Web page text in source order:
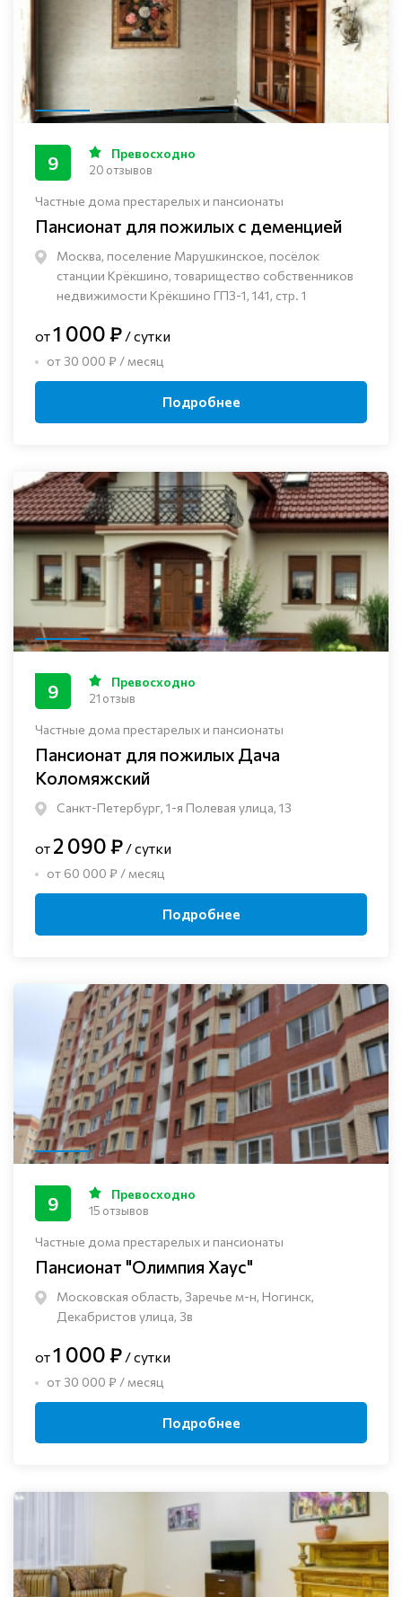
Частные дома престарелых и пансионаты
Пансионат для пожилых с деменцией
Москва, поселение Марушкинское, посёлок
станции Крёкшино, товарищество собственников
недвижимости Крёкшино ГПЗ-1, 141, стр. 1
9 Превосходно
20 отзывов
от1 000 ₽ / сутки
от 30 000 ₽ / месяц
Подробнее
Частные дома престарелых и пансионаты
Пансионат для пожилых Дача
Коломяжский
Санкт-Петербург, 1-я Полевая улица, 13
9 Превосходно
21 отзыв
от 2 090 ₽ / сутки
от 60 000 ₽ / месяц
Подробнее
Частные дома престарелых и пансионаты
Пансионат "Олимпия Хаус"
Московская область, Заречье м-н, Ногинск, ​
Декабристов улица, 3в
9 Превосходно
15 отзывов
от1 000 ₽ / сутки
от 30 000 ₽ / месяц
Подробнее